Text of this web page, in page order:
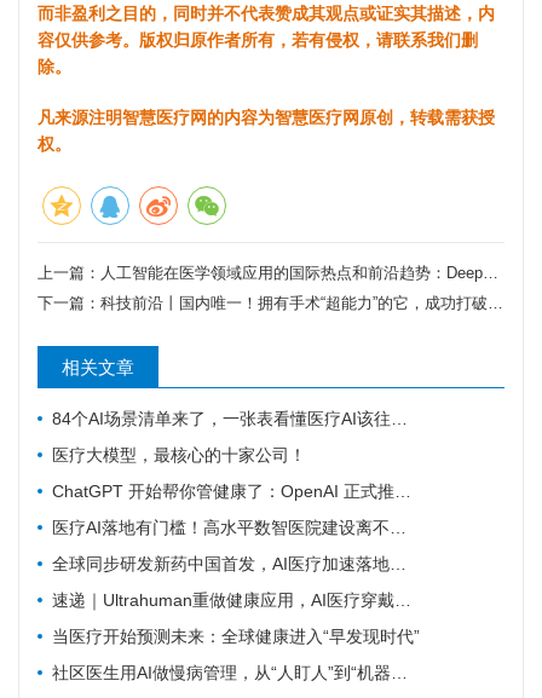
而非盈利之目的，同时并不代表赞成其观点或证实其描述，内
容仅供参考。版权归原作者所有，若有侵权，请联系我们删
除。
凡来源注明智慧医疗网的内容为智慧医疗网原创，转载需获授
权。
上一篇： 人工智能在医学领域应用的国际热点和前沿趋势：DeepSeek联合大数据分析
下一篇： 科技前沿丨国内唯一！拥有手术“超能力”的它，成功打破国外垄断
相关文章
84个AI场景清单来了，一张表看懂医疗AI该往哪发力
医疗大模型，最核心的十家公司！
ChatGPT 开始帮你管健康了：OpenAI 正式推出 Health 功能，AI 进入医疗意味着什么？
医疗AI落地有门槛！高水平数智医院建设离不开16个能力（附自查表）
全球同步研发新药中国首发，AI医疗加速落地——医疗前沿资讯速览
速递｜Ultrahuman重做健康应用，AI医疗穿戴从“看数据”转向“给行动”
当医疗开始预测未来：全球健康进入“早发现时代”
社区医生用AI做慢病管理，从“人盯人”到“机器盯数据”